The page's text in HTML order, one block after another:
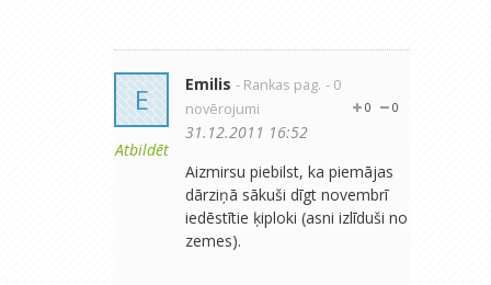
E
Atbildēt
Emilis - Rankas pag. - 0
novērojumi
0
0
31.12.2011 16:52
Aizmirsu piebilst, ka piemājas
dārziņā sākuši dīgt novembrī
iedēstītie ķiploki (asni izlīduši no
zemes).